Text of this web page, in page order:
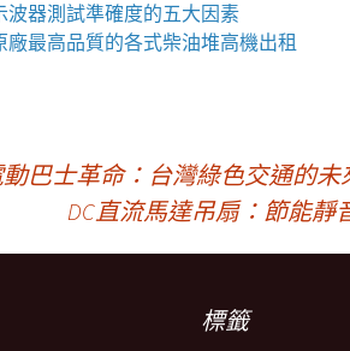
波器測試準確度的五大因素
廠最高品質的各式柴油堆高機出租
動巴士革命：台灣綠色交通的未
DC直流馬達吊扇：節能
標籤